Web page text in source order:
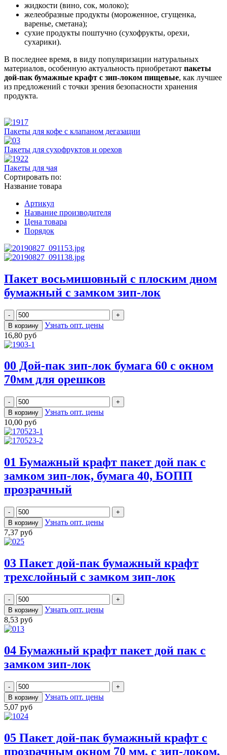
жидкости (вино, сок, молоко);
желеобразные продукты (мороженное, сгущенка,
варенье, сметана);
сухие продукты поштучно (сухофрукты, орехи,
сухарики).
В последнее время, в виду популяризации натуральных
материалов, особенную актуальность приобретают пакеты
дой-пак бумажные крафт с зип-локом пищевые, как лучшее
из предложений с точки зрения безопасности хранения
продукта.
Пакеты для кофе с клапаном дегазации
Пакеты для сухофруктов и орехов
Пакеты для чая
Сортировать по:
Название товара
Артикул
Название производителя
Цена товара
Порядок
Пакет восьмишовный с плоским дном
бумажный с замком зип-лок
Узнать опт. цены
16,80 руб
00 Дой-пак зип-лок бумага 60 с окном
70мм для орешков
Узнать опт. цены
10,00 руб
01 Бумажный крафт пакет дой пак с
замком зип-лок, бумага 40, БОПП
прозрачный
Узнать опт. цены
7,37 руб
03 Пакет дой-пак бумажный крафт
трехслойный с замком зип-лок
Узнать опт. цены
8,53 руб
04 Бумажный крафт пакет дой пак с
замком зип-лок
Узнать опт. цены
5,07 руб
05 Пакет дой-пак бумажный крафт с
прозрачным окном 70 мм, с зип-локом,